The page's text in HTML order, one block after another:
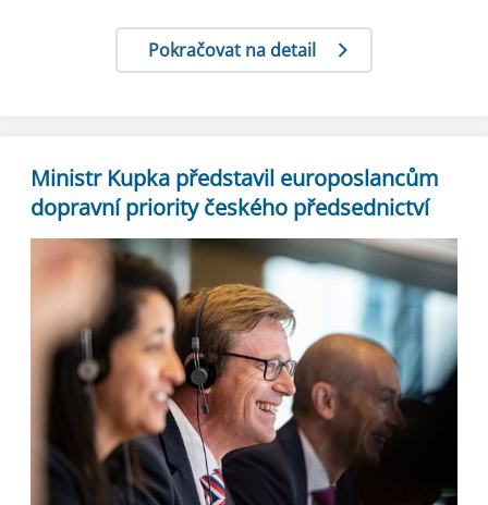
Pokračovat na detail
Ministr Kupka představil europoslancům
dopravní priority českého předsednictví